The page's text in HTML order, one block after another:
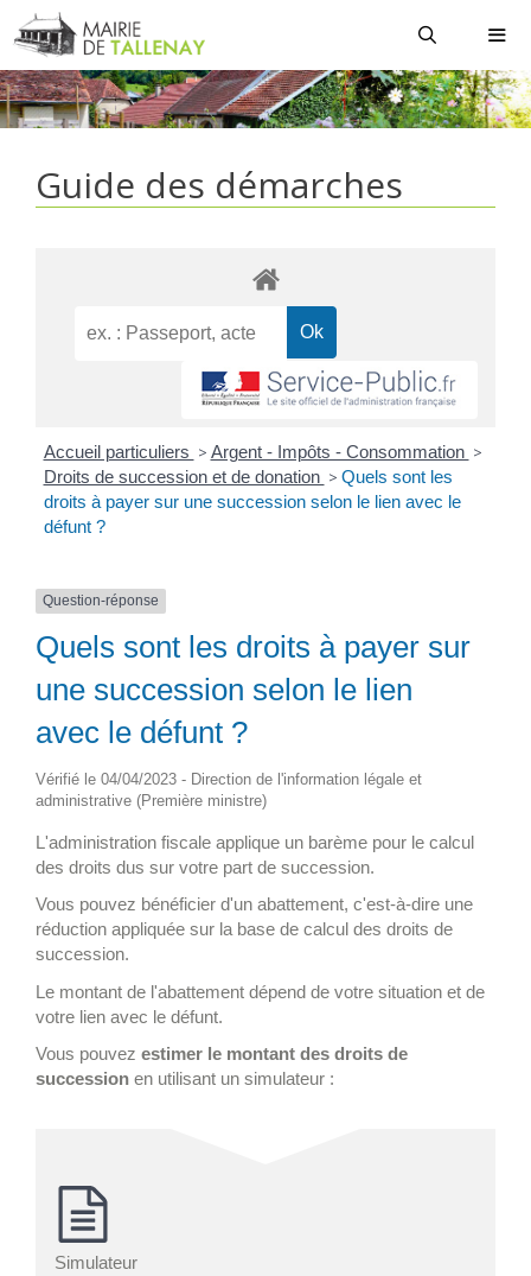
Aller
au
contenu
Guide des démarches
Accueil particuliers > Argent - Impôts - Consommation >
Droits de succession et de donation > Quels sont les
droits à payer sur une succession selon le lien avec le
défunt ?
Question-réponse
Quels sont les droits à payer sur
une succession selon le lien
avec le défunt ?
Vérifié le 04/04/2023 - Direction de l'information légale et
administrative (Première ministre)
L'administration fiscale applique un barème pour le calcul
des droits dus sur votre part de succession.
Vous pouvez bénéficier d'un abattement, c'est-à-dire une
réduction appliquée sur la base de calcul des droits de
succession.
Le montant de l'abattement dépend de votre situation et de
votre lien avec le défunt.
Vous pouvez estimer le montant des droits de
succession en utilisant un simulateur :
Simulateur